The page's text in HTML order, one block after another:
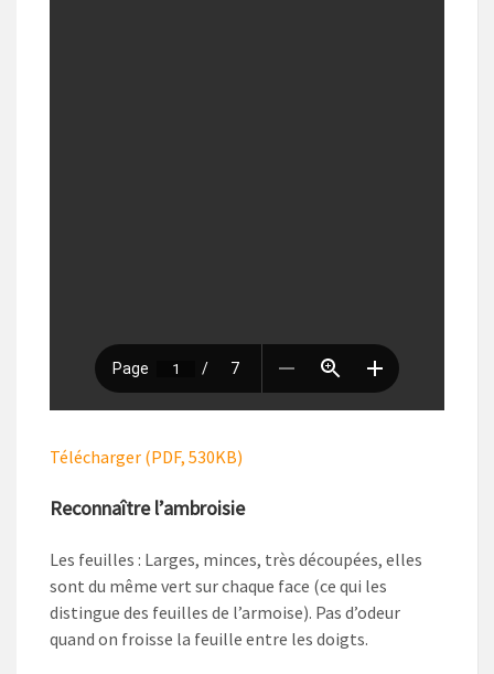
Télécharger (PDF, 530KB)
Reconnaître l’ambroisie
Les feuilles : Larges, minces, très découpées, elles
sont du même vert sur chaque face (ce qui les
distingue des feuilles de l’armoise). Pas d’odeur
quand on froisse la feuille entre les doigts.